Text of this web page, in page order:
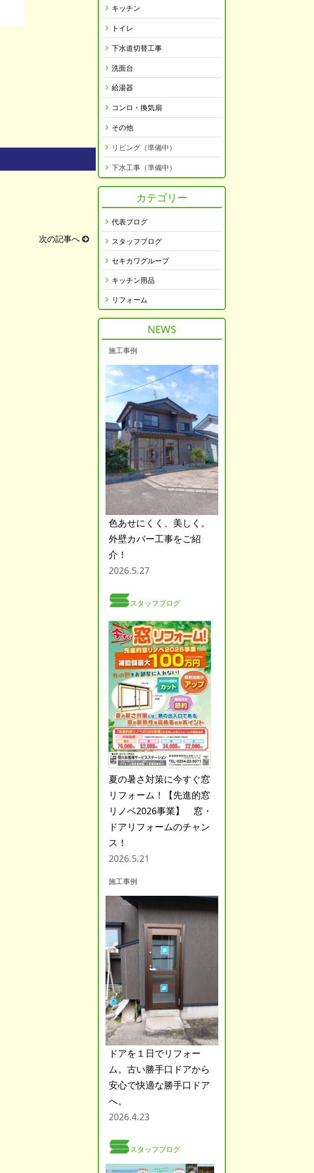
次の記事へ
キッチン
トイレ
下水道切替工事
洗面台
給湯器
コンロ・換気扇
その他
リビング（準備中）
下水工事（準備中）
カテゴリー
代表ブログ
スタッフブログ
セキカワグループ
キッチン用品
リフォーム
NEWS
施工事例
色あせにくく、美しく。
外壁カバー工事をご紹
介！
2026.5.27
スタッフブログ
夏の暑さ対策に今すぐ窓
リフォーム！【先進的窓
リノベ2026事業】 窓・
ドアリフォームのチャン
ス！
2026.5.21
施工事例
ドアを１日でリフォー
ム。古い勝手口ドアから
安心で快適な勝手口ドア
へ。
2026.4.23
スタッフブログ